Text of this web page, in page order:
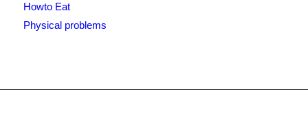
Howto Eat
Physical problems